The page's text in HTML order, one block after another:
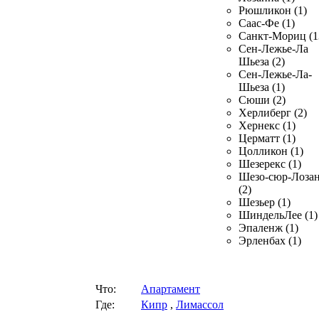
Рюшликон (1)
Саас-Фе (1)
Санкт-Мориц
Сен-Лежье-Ла
Шьеза (2)
Сен-Лежье-Ла-
Шьеза (1)
Сюши (2)
Херлиберг (2)
Хернекс (1)
Церматт (1)
Цолликон (1)
Шезерекс (1)
Шезо-сюр-
(2)
Шезьер (1)
ШиндельЛее (1)
Эпаленж (1)
Эрленбах (1)
Что:
Апартамент
Где:
Кипр , Лимассол